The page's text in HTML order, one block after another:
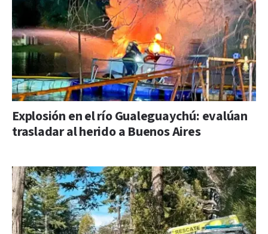
Explosión en el río Gualeguaychú: evalúan
trasladar al herido a Buenos Aires